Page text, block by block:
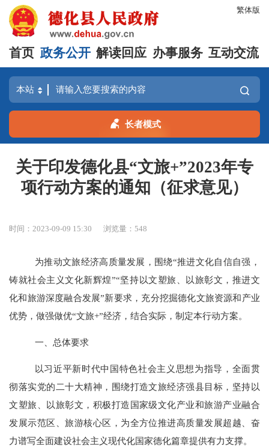
繁体版
首页 政务公开 解读回应 办事服务 互动交流
长者模式
关于印发德化县“文旅+”2023年专
项行动方案的通知（征求意见）
时间：2023-09-09 15:30 浏览量：548
为推动文旅经济高质量发展，围绕“推进文化自信自强，
铸就社会主义文化新辉煌”“坚持以文塑旅、以旅彰文，推进文
化和旅游深度融合发展”新要求， 充分挖掘德化文旅资源和产业
优势，做强做优“文旅+”经济，结合实际，制定本行动方案。
一、总体要求
以习近平新时代中国特色社会主义思想为指导，全面贯
彻落实党的二十大精神，围绕打造文旅经济强县目标，坚持以
文塑旅、以旅彰文，积极打造国家级文化产业和旅游产业融合
发展示范区、旅游核心区，为全方位推进高质量发展超越、奋
力谱写全面建设社会主义现代化国家德化篇章提供有力支撑。